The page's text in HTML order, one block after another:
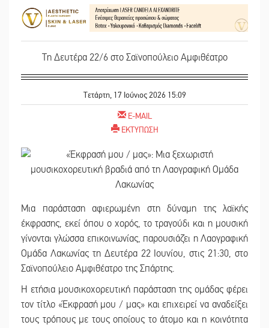
Τη Δευτέρα 22/6 στο Σαϊνοπούλειο Αμφιθέατρο
Τετάρτη, 17 Ιούνιος 2026 15:09
E-MAIL
ΕΚΤΥΠΩΣΗ
Μια παράσταση αφιερωμένη στη δύναμη της λαϊκής
έκφρασης, εκεί όπου ο χορός, το τραγούδι και η μουσική
γίνονται γλώσσα επικοινωνίας, παρουσιάζει η Λαογραφική
Ομάδα Λακωνίας τη Δευτέρα 22 Ιουνίου, στις 21:30, στο
Σαϊνοπούλειο Αμφιθέατρο της Σπάρτης.
Η ετήσια μουσικοχορευτική παράσταση της ομάδας φέρει
τον τίτλο «Έκφρασή μου / μας» και επιχειρεί να αναδείξει
τους τρόπους με τους οποίους το άτομο και η κοινότητα